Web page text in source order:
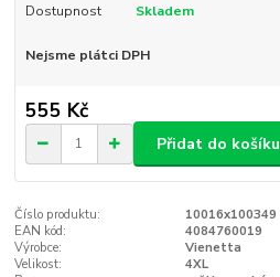
Dostupnost Skladem
Nejsme plátci DPH
555 Kč
Přidat do košíku
Číslo produktu:
10016x100349
EAN kód:
4084760019
Výrobce:
Vienetta
Velikost:
4XL